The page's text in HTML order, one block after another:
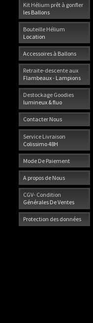
Kit Hélium prêt à gonfler
les Ballons
Bouteille Hélium
Location
Accessoires à Ballons
Retraite-descente aux
Flambeaux - Lampions
Destockage Goodies
lumineux & fluo
Contacter Nous
Service Livraison
Colissimo 48H
Mode De Paiement
A propos de Nous
CGV- Condition
Générales De Ventes
Protection des données